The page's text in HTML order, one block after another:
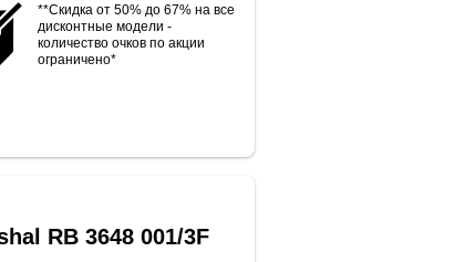
**Скидка от 50% до 67% на все
дисконтные модели -
количество очков по акции
ограничено*
RB 3648 001/3F